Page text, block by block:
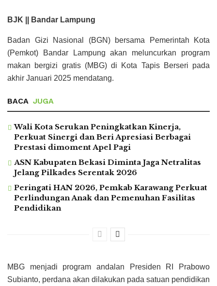
BJK || Bandar Lampung
Badan Gizi Nasional (BGN) bersama Pemerintah Kota
(Pemkot) Bandar Lampung akan meluncurkan program
makan bergizi gratis (MBG) di Kota Tapis Berseri pada
akhir Januari 2025 mendatang.
BACA JUGA
Wali Kota Serukan Peningkatkan Kinerja,
Perkuat Sinergi dan Beri Apresiasi Berbagai
Prestasi dimoment Apel Pagi
ASN Kabupaten Bekasi Diminta Jaga Netralitas
Jelang Pilkades Serentak 2026
Peringati HAN 2026, Pemkab Karawang Perkuat
Perlindungan Anak dan Pemenuhan Fasilitas
Pendidikan
MBG menjadi program andalan Presiden RI Prabowo
Subianto, perdana akan dilakukan pada satuan pendidikan